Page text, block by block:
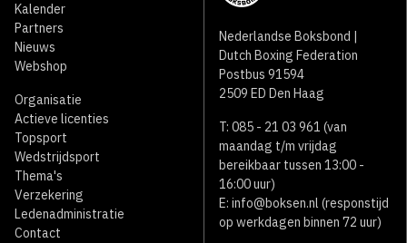
Kalender
Partners
Nieuws
Webshop
Organisatie
Actieve licenties
Topsport
Wedstrijdsport
Thema's
Verzekering
Ledenadministratie
Contact
Nederlandse Boksbond |
Dutch Boxing Federation
Postbus 91594
2509 ED Den Haag
T: 085 - 21 03 961 (van
maandag t/m vrijdag
bereikbaar tussen 13:00 -
16:00 uur)
E: info@boksen.nl (responstijd
op werkdagen binnen 72 uur)